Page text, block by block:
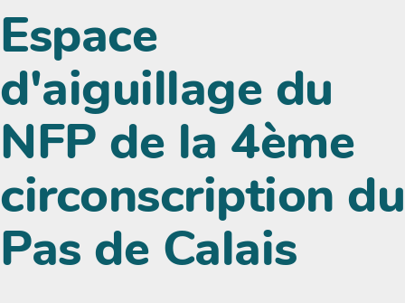
Espace
d'aiguillage du
NFP de la 4ème
circonscription du
Pas de Calais